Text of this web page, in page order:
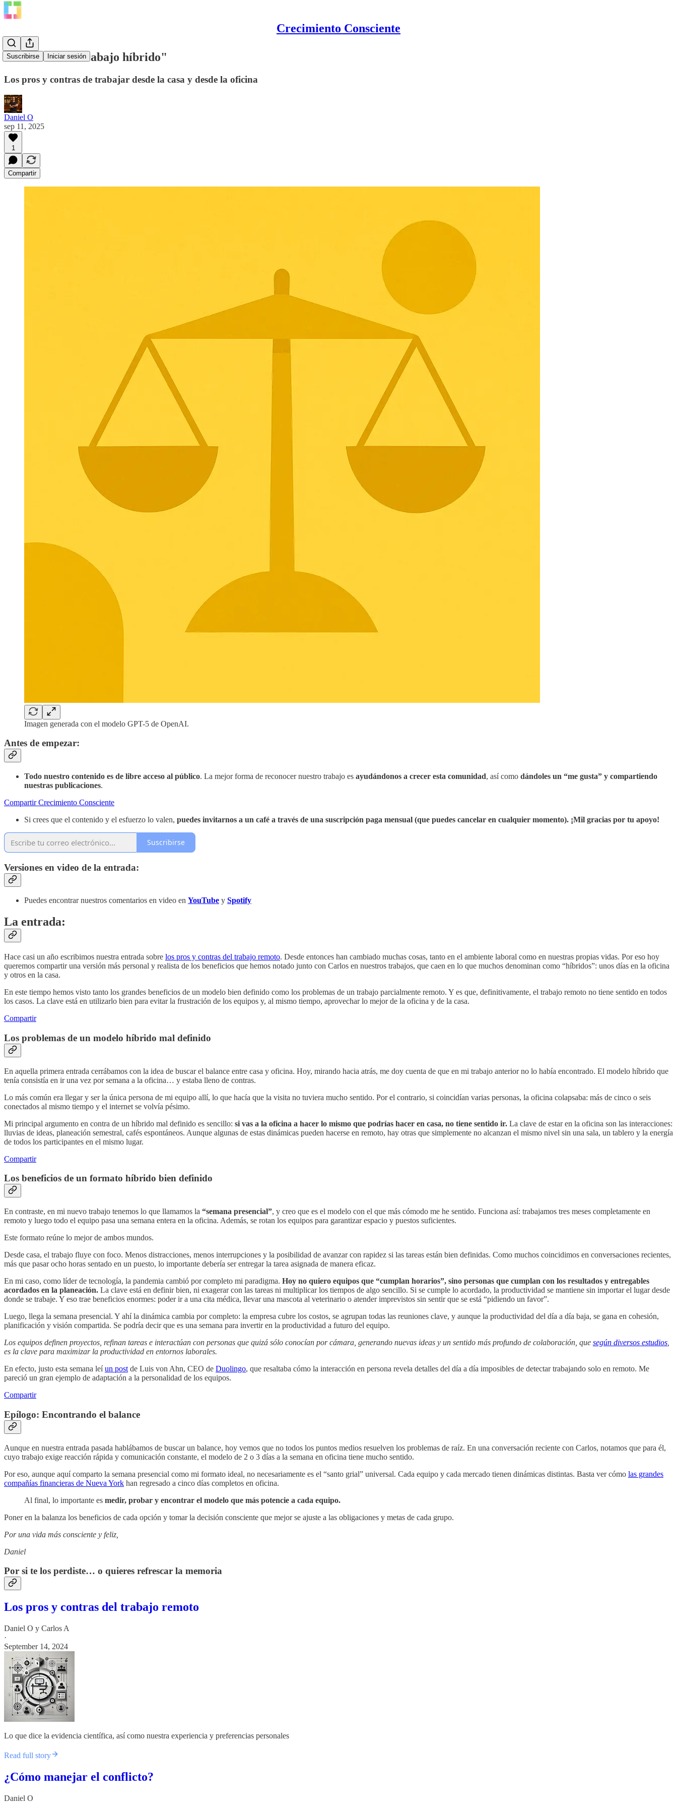
Crecimiento Consciente
Suscribirse Iniciar sesión
Evaluando el "trabajo híbrido"
Los pros y contras de trabajar desde la casa y desde la oficina
Daniel O
sep 11, 2025
1
Compartir
Imagen generada con el modelo GPT-5 de OpenAI.
Antes de empezar:
Todo nuestro contenido es de libre acceso al público. La mejor forma de reconocer nuestro trabajo es ayudándonos a crecer esta comunidad, así como dándoles un “me gusta” y compartiendo
nuestras publicaciones.
Compartir Crecimiento Consciente
Si crees que el contenido y el esfuerzo lo valen, puedes invitarnos a un café a través de una suscripción paga mensual (que puedes cancelar en cualquier momento). ¡Mil gracias por tu apoyo!
Suscribirse
Versiones en video de la entrada:
Puedes encontrar nuestros comentarios en video en YouTube y Spotify
La entrada:
Hace casi un año escribimos nuestra entrada sobre los pros y contras del trabajo remoto. Desde entonces han cambiado muchas cosas, tanto en el ambiente laboral como en nuestras propias vidas. Por eso hoy
queremos compartir una versión más personal y realista de los beneficios que hemos notado junto con Carlos en nuestros trabajos, que caen en lo que muchos denominan como “híbridos”: unos días en la oficina
y otros en la casa.
En este tiempo hemos visto tanto los grandes beneficios de un modelo bien definido como los problemas de un trabajo parcialmente remoto. Y es que, definitivamente, el trabajo remoto no tiene sentido en todos
los casos. La clave está en utilizarlo bien para evitar la frustración de los equipos y, al mismo tiempo, aprovechar lo mejor de la oficina y de la casa.
Compartir
Los problemas de un modelo híbrido mal definido
En aquella primera entrada cerrábamos con la idea de buscar el balance entre casa y oficina. Hoy, mirando hacia atrás, me doy cuenta de que en mi trabajo anterior no lo había encontrado. El modelo híbrido que
tenía consistía en ir una vez por semana a la oficina… y estaba lleno de contras.
Lo más común era llegar y ser la única persona de mi equipo allí, lo que hacía que la visita no tuviera mucho sentido. Por el contrario, si coincidían varias personas, la oficina colapsaba: más de cinco o seis
conectados al mismo tiempo y el internet se volvía pésimo.
Mi principal argumento en contra de un híbrido mal definido es sencillo: si vas a la oficina a hacer lo mismo que podrías hacer en casa, no tiene sentido ir. La clave de estar en la oficina son las interacciones:
lluvias de ideas, planeación semestral, cafés espontáneos. Aunque algunas de estas dinámicas pueden hacerse en remoto, hay otras que simplemente no alcanzan el mismo nivel sin una sala, un tablero y la energía
de todos los participantes en el mismo lugar.
Compartir
Los beneficios de un formato híbrido bien definido
En contraste, en mi nuevo trabajo tenemos lo que llamamos la “semana presencial”, y creo que es el modelo con el que más cómodo me he sentido. Funciona así: trabajamos tres meses completamente en
remoto y luego todo el equipo pasa una semana entera en la oficina. Además, se rotan los equipos para garantizar espacio y puestos suficientes.
Este formato reúne lo mejor de ambos mundos.
Desde casa, el trabajo fluye con foco. Menos distracciones, menos interrupciones y la posibilidad de avanzar con rapidez si las tareas están bien definidas. Como muchos coincidimos en conversaciones recientes,
más que pasar ocho horas sentado en un puesto, lo importante debería ser entregar la tarea asignada de manera eficaz.
En mi caso, como líder de tecnología, la pandemia cambió por completo mi paradigma. Hoy no quiero equipos que “cumplan horarios”, sino personas que cumplan con los resultados y entregables
acordados en la planeación. La clave está en definir bien, ni exagerar con las tareas ni multiplicar los tiempos de algo sencillo. Si se cumple lo acordado, la productividad se mantiene sin importar el lugar desde
donde se trabaje. Y eso trae beneficios enormes: poder ir a una cita médica, llevar una mascota al veterinario o atender imprevistos sin sentir que se está “pidiendo un favor”.
Luego, llega la semana presencial. Y ahí la dinámica cambia por completo: la empresa cubre los costos, se agrupan todas las reuniones clave, y aunque la productividad del día a día baja, se gana en cohesión,
planificación y visión compartida. Se podría decir que es una semana para invertir en la productividad a futuro del equipo.
Los equipos definen proyectos, refinan tareas e interactúan con personas que quizá sólo conocían por cámara, generando nuevas ideas y un sentido más profundo de colaboración, que según diversos estudios
es la clave para maximizar la productividad en entornos laborales.
En efecto, justo esta semana leíun post de Luis von Ahn, CEO de Duolingo, que resaltaba cómo la interacción en persona revela detalles del día a día imposibles de detectar trabajando solo en remoto. Me
pareció un gran ejemplo de adaptación a la personalidad de los equipos.
Compartir
Epílogo: Encontrando el balance
Aunque en nuestra entrada pasada hablábamos de buscar un balance, hoy vemos que no todos los puntos medios resuelven los problemas de raíz. En una conversación reciente con Carlos, notamos que para él,
cuyo trabajo exige reacción rápida y comunicación constante, el modelo de 2 o 3 días a la semana en oficina tiene mucho sentido.
Por eso, aunque aquí comparto la semana presencial como mi formato ideal, no necesariamente es el “santo grial” universal. Cada equipo y cada mercado tienen dinámicas distintas. Basta ver cómo las grandes
compañías financieras de Nueva York han regresado a cinco días completos en oficina.
Al final, lo importante es medir, probar y encontrar el modelo que más potencie a cada equipo.
Poner en la balanza los beneficios de cada opción y tomar la decisión consciente que mejor se ajuste a las obligaciones y metas de cada grupo.
Por una vida más consciente y feliz,
Daniel
Por si te los perdiste… o quieres refrescar la memoria
Los pros y contras del trabajo remoto
Daniel O y Carlos A
·
September 14, 2024
Lo que dice la evidencia científica, así como nuestra experiencia y preferencias personales
Read full story
¿Cómo manejar el conflicto?
Daniel O